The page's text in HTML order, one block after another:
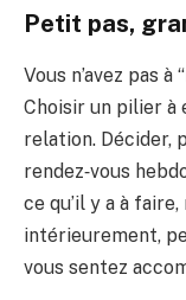
Petit pas,
Vous n’avez pas
Choisir un pilier à
relation. Décider,
rendez‑vous
ce qu’il y a à faire,
intérieurement,
vous sentez